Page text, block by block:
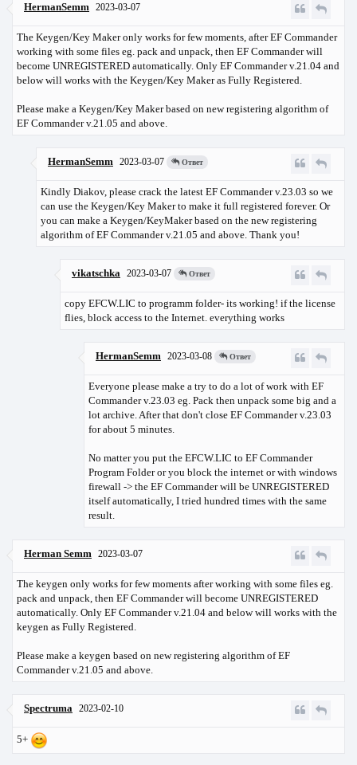
HermanSemm 2023-03-07
The Keygen/Key Maker only works for few moments, after EF Commander
working with some files eg. pack and unpack, then EF Commander will
become UNREGISTERED automatically. Only EF Commander v.21.04 and
below will works with the Keygen/Key Maker as Fully Registered.
Please make a Keygen/Key Maker based on new registering algorithm of
EF Commander v.21.05 and above.
HermanSemm 2023-03-07 Ответ
Kindly Diakov, please crack the latest EF Commander v.23.03 so we
can use the Keygen/Key Maker to make it full registered forever. Or
you can make a Keygen/KeyMaker based on the new registering
algorithm of EF Commander v.21.05 and above. Thank you!
vikatschka 2023-03-07 Ответ
copy EFCW.LIC to programm folder- its working! if the license
flies, block access to the Internet. everything works
HermanSemm 2023-03-08 Ответ
Everyone please make a try to do a lot of work with EF
Commander v.23.03 eg. Pack then unpack some big and a
lot archive. After that don't close EF Commander v.23.03
for about 5 minutes.
No matter you put the EFCW.LIC to EF Commander
Program Folder or you block the internet or with windows
firewall -> the EF Commander will be UNREGISTERED
itself automatically, I tried hundred times with the same
result.
Herman Semm 2023-03-07
The keygen only works for few moments after working with some files eg.
pack and unpack, then EF Commander will become UNREGISTERED
automatically. Only EF Commander v.21.04 and below will works with the
keygen as Fully Registered.
Please make a keygen based on new registering algorithm of EF
Commander v.21.05 and above.
Spectruma 2023-02-10
5+